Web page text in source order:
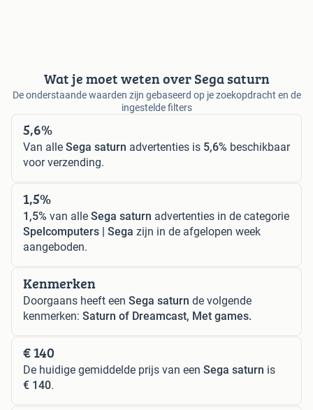
Wat je moet weten over Sega saturn
De onderstaande waarden zijn gebaseerd op je zoekopdracht en de
ingestelde filters
5,6%
Van alle Sega saturn advertenties is 5,6% beschikbaar
voor verzending.
1,5%
1,5% van alle Sega saturn advertenties in de categorie
Spelcomputers | Sega zijn in de afgelopen week
aangeboden.
Kenmerken
Doorgaans heeft een Sega saturn de volgende
kenmerken: Saturn of Dreamcast, Met games.
€ 140
De huidige gemiddelde prijs van een Sega saturn is
€ 140.